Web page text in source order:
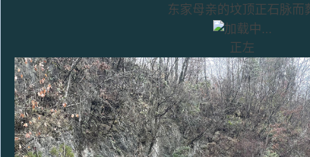
东家母亲的坟顶正石脉而
正左